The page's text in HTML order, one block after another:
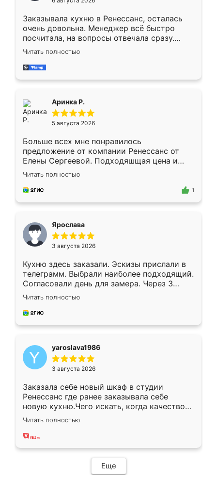
мебели буду заказывать только здесь.
Заказывала кухню в Ренессанс, осталась
очень довольна. Менеджер всё быстро
посчитала, на вопросы отвечала сразу.
Замерщик приехал в субботу, подошёл к
делу со всей ответственностью. Собрали
за день, ребята работали аккуратно, даже
Читать полностью
Аринка Р.
5 августа 2026
Больше всех мне понравилось
предложение от компании Ренессанс от
Елены Сергеевой. Подходяшщая цена и
короткие сроки изготовления. Приехавший
для замера сотрудник Владислав
предложил по моему эскизу самый
Читать полностью
1
Ярослава
3 августа 2026
Кухню здесь заказали. Эскизы прислали в
телеграмм. Выбрали наиболее подходящий.
Согласовали день для замера. Через 3
недели кухня была уже готова. Остались
довольны работой. Спасибо Ренессанс
мебель за качественную работу!
Читать полностью
yaroslava1986
3 августа 2026
Заказала себе новый шкаф в студии
Ренессанс где ранее заказывала себе
новую кухню.Чего искать, когда качеством
вполне довольна. Служит кухня уже почти
два года, нареканий нет.
Читать полностью
Еще